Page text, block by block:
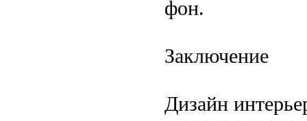
фон.
Заключение
Дизайн